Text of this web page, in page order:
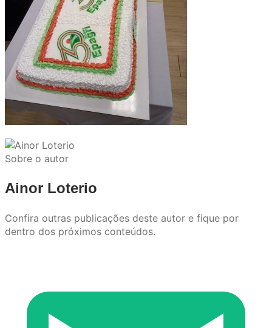
Sobre o autor
Ainor Loterio
Confira outras publicações deste autor e fique por
dentro dos próximos conteúdos.